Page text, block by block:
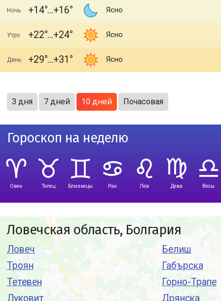
Ночь +14 +16 Ясно
Утро +22 +24 Ясно
День +29 +31 Ясно
3 дня 7 дней 10 дней Почасовая
Гороскоп на неделю
Овен Телец Близнецы Рак Лев Дева Весы
Ловечская область, Болгария
Ловеч
Троян
Тетевен
Луковит
Белиш
Габърска
Горно-Трапе
Дрянска